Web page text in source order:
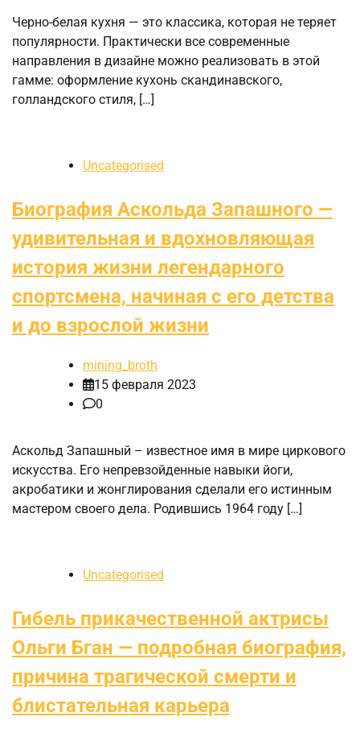
Черно-белая кухня — это классика, которая не теряет
популярности. Практически все современные
направления в дизайне можно реализовать в этой
гамме: оформление кухонь скандинавского,
голландского стиля, […]
Uncategorised
Биография Аскольда Запашного —
удивительная и вдохновляющая
история жизни легендарного
спортсмена, начиная с его детства
и до взрослой жизни
mining_broth
15 февраля 2023
0
Аскольд Запашный – известное имя в мире циркового
искусства. Его непревзойденные навыки йоги,
акробатики и жонглирования сделали его истинным
мастером своего дела. Родившись 1964 году […]
Uncategorised
Гибель прикачественной актрисы
Ольги Бган — подробная биография,
причина трагической смерти и
блистательная карьера